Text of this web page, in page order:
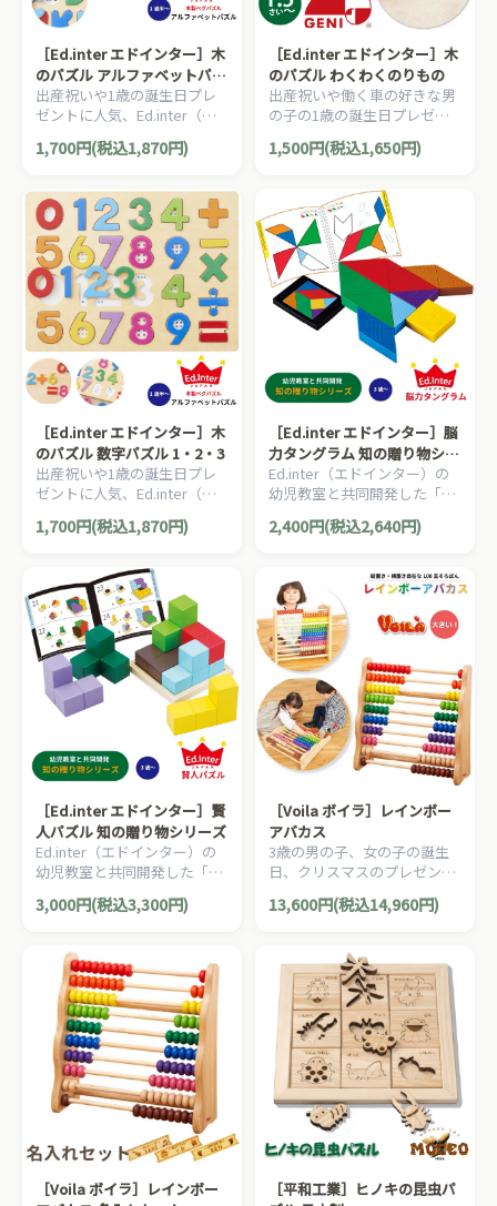
［Ed.inter エドインター］木
のパズル アルファベットパズ
ル A B C
出産祝いや1歳の誕生日プレ
ゼントに人気、Ed.inter（エ
ドインター）の1歳半から楽
しめる英単語や色を遊びなが
す。
1,700円(税込1,870円)
［Ed.inter エドインター］木
のパズル わくわくのりもの
出産祝いや働く車の好きな男
の子の1歳の誕生日プレゼン
トに人気、Ed.inter（エドイ
ンター）の1歳半から楽しめ
1,500円(税込1,650円)
［Ed.inter エドインター］木
のパズル 数字パズル 1・2・3
出産祝いや1歳の誕生日プレ
ゼントに人気、Ed.inter（エ
ドインター）の1歳半から楽
しめる数や色を遊びながら覚
1,700円(税込1,870円)
［Ed.inter エドインター］脳
力タングラム 知の贈り物シリ
ーズ
Ed.inter（エドインター）の
幼児教室と共同開発した「考
える」楽しさを知る、「考え
る」が好きになるおもちゃ
2,400円(税込2,640円)
［Ed.inter エドインター］賢
人パズル 知の贈り物シリーズ
Ed.inter（エドインター）の
幼児教室と共同開発した「考
える」楽しさを知る、「考え
る」が好きになるおもちゃ
3,000円(税込3,300円)
［Voila ボイラ］レインボー
アバカス
3歳の男の子、女の子の誕生
日、クリスマスのプレゼント
に！タイの老舗木製玩具メー
カーVoila(ボイラ)の10段のカ
ド・アバカスです。立てても
寝かせても使えます。
13,600円(税込14,960円)
［Voila ボイラ］レインボー
［平和工業］ヒノキの昆虫パ